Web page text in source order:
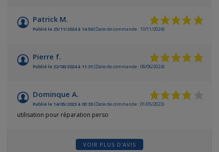
Patrick M.
Publié le 25/11/2024 à 14:50(Date de commande : 10/11/2024)
Pierre f.
Publié le 22/06/2024 à 11:31 (Date de commande : 08/06/2024)
Dominque A.
Publié le 14/05/2023 à 03:33(Date de commande : 01/05/2023)
utilisation pour réparation perso
VOIR PLUS D'AVIS